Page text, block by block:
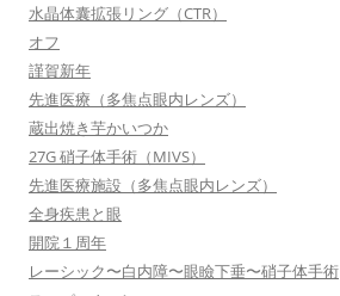
水晶体囊拡張リング（CTR）
オフ
謹賀新年
先進医療（多焦点眼内レンズ）
蔵出焼き芋かいつか
27G 硝子体手術（MIVS）
先進医療施設（多焦点眼内レンズ）
全身疾患と眼
開院１周年
レーシック〜白内障〜眼瞼下垂〜硝子体手術